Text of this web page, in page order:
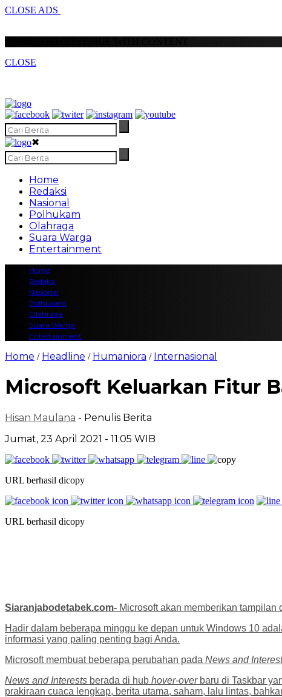
CLOSE ADS
CLOSE
✖
Home
Redaksi
Nasional
Polhukam
Olahraga
Suara Warga
Entertainment
Home
Redaksi
Nasional
Polhukam
Olahraga
Suara Warga
Entertainment
Home / Headline / Humaniora / Internasional
Microsoft Keluarkan Fitur
Hisan Maulana - Penulis Berita
Jumat, 23 April 2021 - 11:05 WIB
URL berhasil dicopy
URL berhasil dicopy
Siaranjabodetabek.com- Microsoft akan memberikan
Hadir dalam beberapa minggu ke depan untuk Windows 10
informasi yang paling penting bagi Anda.
Microsoft membuat beberapa perubahan pada News and
News and Interests berada di hub hover-overbaru di Taskbar
prakiraan cuaca lengkap, berita utama, saham, lalu lintas,